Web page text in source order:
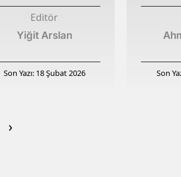
Editör
Yiğit Arslan
Son Yazı: 18 Şubat 2026 Son
›